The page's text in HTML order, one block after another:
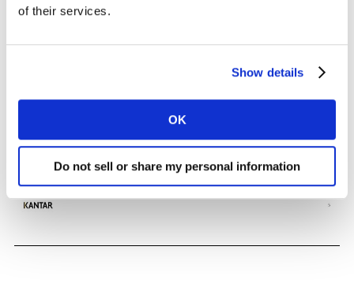
of their services.
Show details
OK
Do not sell or share my personal information